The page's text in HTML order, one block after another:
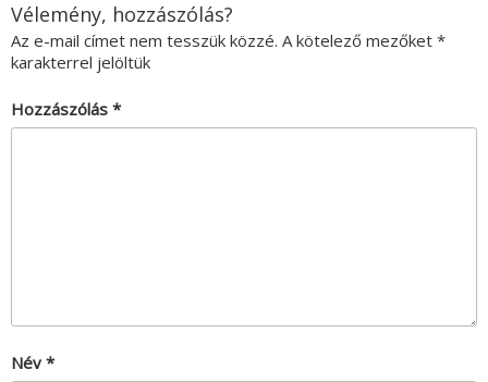
Vélemény, hozzászólás?
Az e-mail címet nem tesszük közzé. A kötelező mezőket *
karakterrel jelöltük
Hozzászólás *
Név *